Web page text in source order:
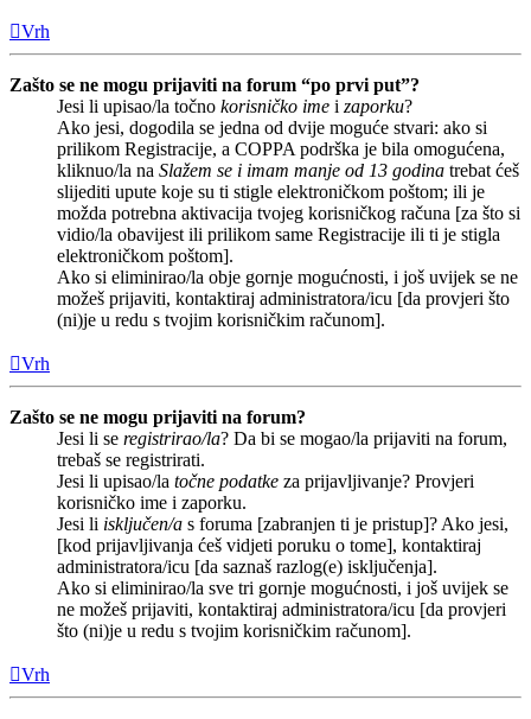
Vrh
Zašto se ne mogu prijaviti na forum “po prvi put”?
Jesi li upisao/la točno korisničko ime i zaporku?
Ako jesi, dogodila se jedna od dvije moguće stvari: ako si
prilikom Registracije, a COPPA podrška je bila omogućena,
kliknuo/la na Slažem se i imam manje od 13 godina trebat ćeš
slijediti upute koje su ti stigle elektroničkom poštom; ili je
možda potrebna aktivacija tvojeg korisničkog računa [za što si
vidio/la obavijest ili prilikom same Registracije ili ti je stigla
elektroničkom poštom].
Ako si eliminirao/la obje gornje mogućnosti, i još uvijek se ne
možeš prijaviti, kontaktiraj administratora/icu [da provjeri što
(ni)je u redu s tvojim korisničkim računom].
Vrh
Zašto se ne mogu prijaviti na forum?
Jesi li se registrirao/la? Da bi se mogao/la prijaviti na forum,
trebaš se registrirati.
Jesi li upisao/la točne podatke za prijavljivanje? Provjeri
korisničko ime i zaporku.
Jesi li isključen/a s foruma [zabranjen ti je pristup]? Ako jesi,
[kod prijavljivanja ćeš vidjeti poruku o tome], kontaktiraj
administratora/icu [da saznaš razlog(e) isključenja].
Ako si eliminirao/la sve tri gornje mogućnosti, i još uvijek se
ne možeš prijaviti, kontaktiraj administratora/icu [da provjeri
što (ni)je u redu s tvojim korisničkim računom].
Vrh